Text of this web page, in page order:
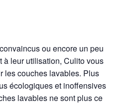
ou encore un peu
à leur utilisation, Culito vous
les couches lavables. Plus
écologiques et inoffensives
lavables ne sont plus ce